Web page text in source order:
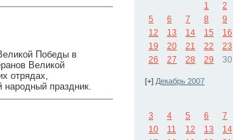
Победы в
Великой
отрядах,
праздник.
1 2
5
6 7 8 9
12
13 14 15 16
19
20 21 22 23
26
27 28 29 30
[+] Декабрь 2007
3
4 5 6 7
10
11 12 13 14